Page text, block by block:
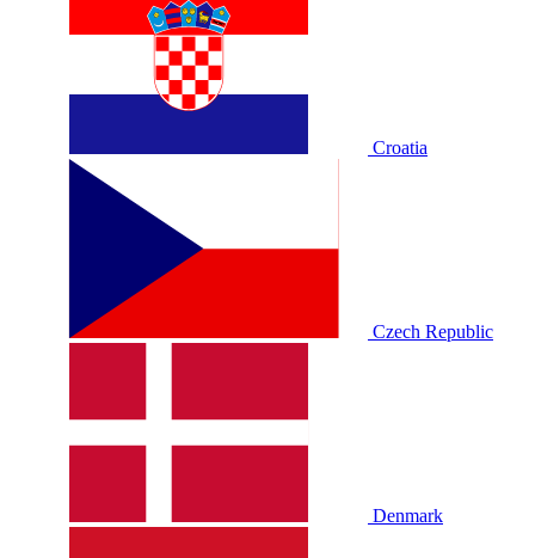
Croatia
Czech Republic
Denmark